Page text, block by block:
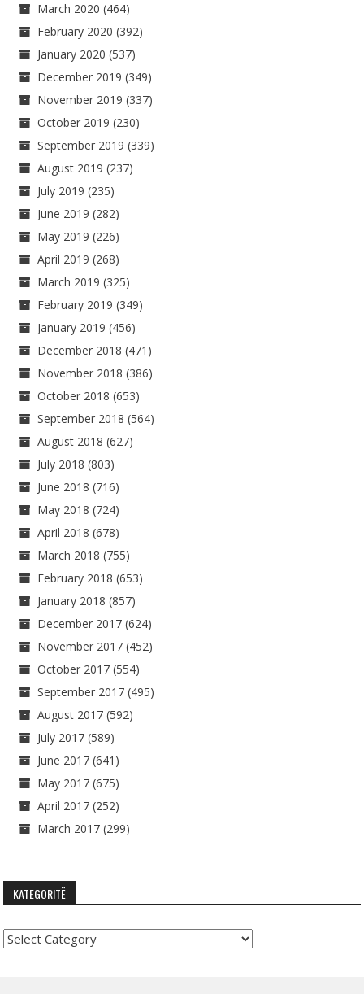
March 2020 (464)
February 2020 (392)
January 2020 (537)
December 2019 (349)
November 2019 (337)
October 2019 (230)
September 2019 (339)
August 2019 (237)
July 2019 (235)
June 2019 (282)
May 2019 (226)
April 2019 (268)
March 2019 (325)
February 2019 (349)
January 2019 (456)
December 2018 (471)
November 2018 (386)
October 2018 (653)
September 2018 (564)
August 2018 (627)
July 2018 (803)
June 2018 (716)
May 2018 (724)
April 2018 (678)
March 2018 (755)
February 2018 (653)
January 2018 (857)
December 2017 (624)
November 2017 (452)
October 2017 (554)
September 2017 (495)
August 2017 (592)
July 2017 (589)
June 2017 (641)
May 2017 (675)
April 2017 (252)
March 2017 (299)
KATEGORITË
Kategoritë